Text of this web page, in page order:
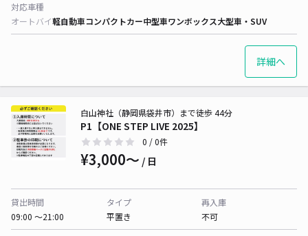
対応車種
オートバイ軽自動車コンパクトカー中型車ワンボックス大型車・SUV
詳細へ
P1【ONE STEP LIVE 2025】
白山神社（静岡県袋井市）まで徒歩 44分
0 / 0件
¥3,000〜 / 日
貸出時間
09:00 〜21:00
タイプ
平置き
再入庫
不可